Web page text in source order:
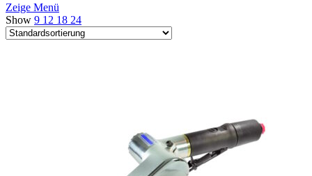
Zeige Menü
Show 9 12 18 24